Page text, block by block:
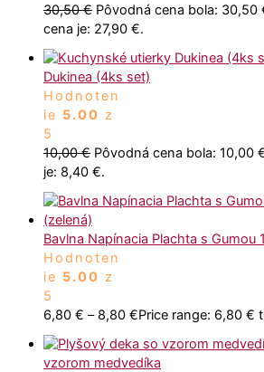
30,50€ Pôvodná cena bola: 30,50
cena je: 27,90 €.
Dukinea (4ks set)
Hodnoten
ie 5.00 z
5
10,00€ Pôvodná cena bola: 10,00
je: 8,40 €.
Bavlna Napínacia Plachta s Gumou
Hodnoten
ie 5.00 z
5
6,80 € – 8,80 €Price range: 6,80 €
vzorom medvedíka